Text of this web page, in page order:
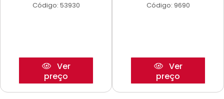
Código: 53930
Ver
preço
Código: 9690
Ver
preço